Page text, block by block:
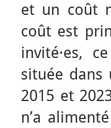
et un coût
coût est
invité·es,
située dans
2015 et
n’a